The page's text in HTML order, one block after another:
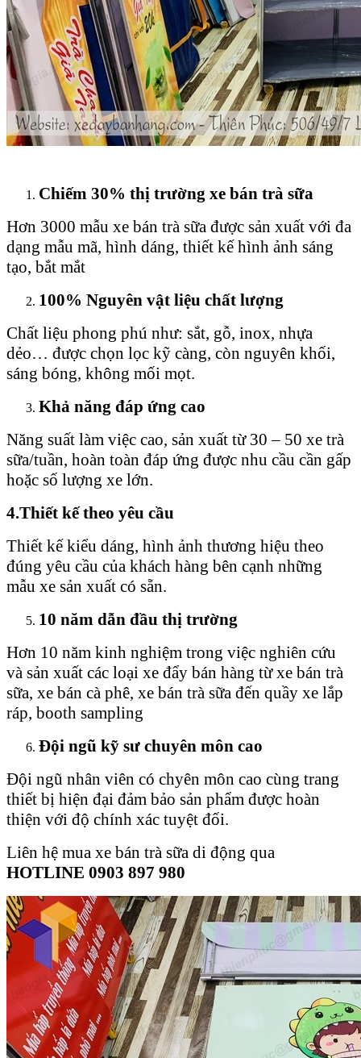
Chiếm 30% thị trường xe bán trà sữa
Hơn 3000 mẫu xe bán trà sữa được sản xuất với đa
dạng mẫu mã, hình dáng, thiết kế hình ảnh sáng
tạo, bắt mắt
100% Nguyên vật liệu chất lượng
Chất liệu phong phú như: sắt, gỗ, inox, nhựa
dẻo… được chọn lọc kỹ càng, còn nguyên khối,
sáng bóng, không mối mọt.
Khả năng đáp ứng cao
Năng suất làm việc cao, sản xuất từ 30 – 50 xe trà
sữa/tuần, hoàn toàn đáp ứng được nhu cầu cần gấp
hoặc số lượng xe lớn.
4.Thiết kế theo yêu cầu
Thiết kế kiểu dáng, hình ảnh thương hiệu theo
đúng yêu cầu của khách hàng bên cạnh những
mẫu xe sản xuất có sẵn.
10 năm dẫn đầu thị trường
Hơn 10 năm kinh nghiệm trong việc nghiên cứu
và sản xuất các loại xe đẩy bán hàng từ xe bán trà
sữa, xe bán cà phê, xe bán trà sữa đến quầy xe lắp
ráp, booth sampling
Đội ngũ kỹ sư chuyên môn cao
Đội ngũ nhân viên có chyên môn cao cùng trang
thiết bị hiện đại đảm bảo sản phẩm được hoàn
thiện với độ chính xác tuyệt đối.
Liên hệ mua xe bán trà sữa di động qua
HOTLINE 0903 897 980